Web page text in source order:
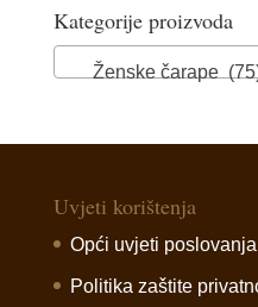
Kategorije proizvoda
Ženske čarape
Uvjeti korištenja
Opći uvjeti poslovanja
Politika zaštite